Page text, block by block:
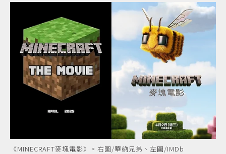
《MINECRAFT麥塊電影》。右圖/華納兄弟、左圖/IMDb